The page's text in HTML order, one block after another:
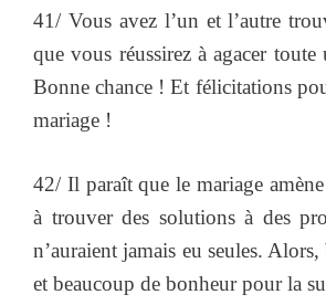
41/ Vous avez l’un et l’autre
que vous réussirez à agacer
Bonne chance ! Et félicitations
mariage !
42/ Il paraît que le mariage
à trouver des solutions à des
n’auraient jamais eu seules.
et beaucoup de bonheur pour la